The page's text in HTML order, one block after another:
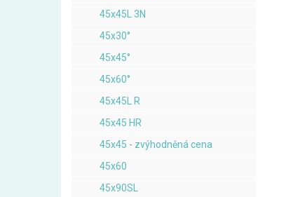
45x45L 3N
45x30°
45x45°
45x60°
45x45L R
45x45 HR
45x45 - zvýhodněná cena
45x60
45x90SL